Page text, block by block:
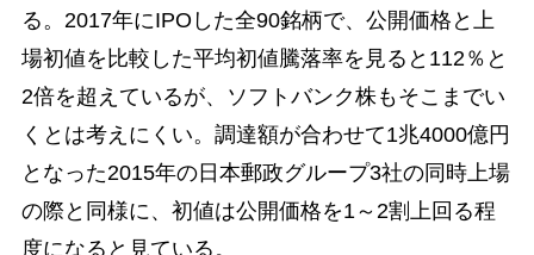
る。2017年にIPOした全90銘柄で、公開価格と上
場初値を比較した平均初値騰落率を見ると112％と
2倍を超えているが、ソフトバンク株もそこまでい
くとは考えにくい。調達額が合わせて1兆4000億円
となった2015年の日本郵政グループ3社の同時上場
の際と同様に、初値は公開価格を1～2割上回る程
度になると見ている。